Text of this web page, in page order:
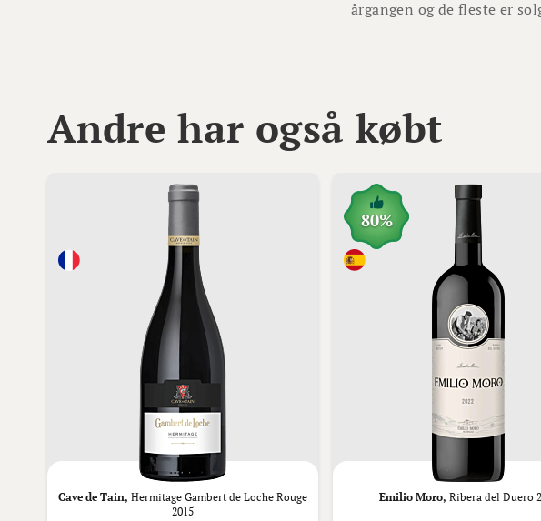
årgangen og de fleste er
Andre har også købt
Cave de Tain, Hermitage Gambert de Loche Rouge
2015
80%
Emilio Moro, Ribera del Duero